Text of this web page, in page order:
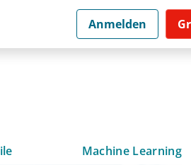
Anmelden
Machine Learning